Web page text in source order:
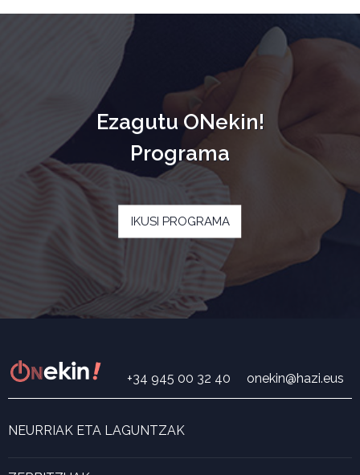
Ezagutu ONekin!
Programa
IKUSI PROGRAMA
+34 945 00 32 40 onekin@hazi.eus
NEURRIAK ETA LAGUNTZAK